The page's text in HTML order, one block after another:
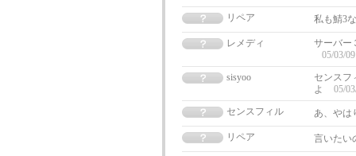
リペア 私も鯖3
レメディ
サーバー
05/03/
sisyoo
センスフ
よ
05/
センスフィル
あ、やは
リペア 言いたい